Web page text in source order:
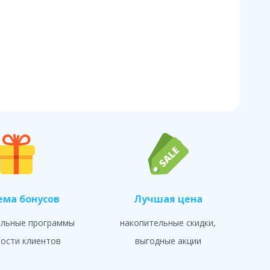
бонусов
программы
клиентов
Лучшая цена
накопительные скидки,
выгодные акции